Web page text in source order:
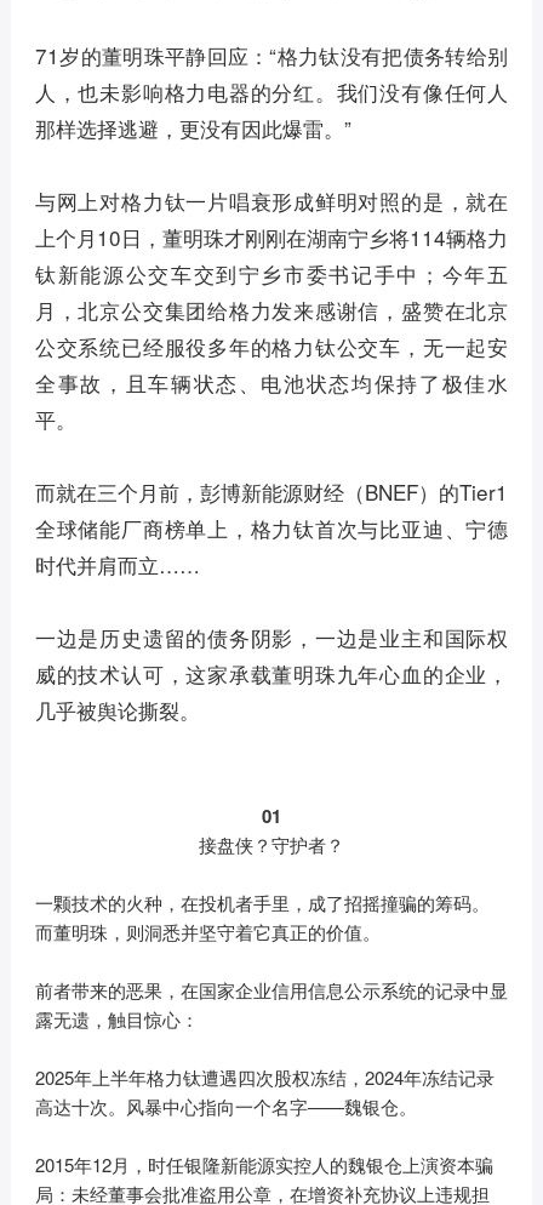
71岁的董明珠平静回应：“格力钛没有把债务转给别
人，也未影响格力电器的分红。我们没有像任何人
那样选择逃避，更没有因此爆雷。”
与网上对格力钛一片唱衰形成鲜明对照的是，就在
上个月10日，董明珠才刚刚在湖南宁乡将114辆格力
钛新能源公交车交到宁乡市委书记手中；今年五
月，北京公交集团给格力发来感谢信，盛赞在北京
公交系统已经服役多年的格力钛公交车，无一起安
全事故，且车辆状态、电池状态均保持了极佳水
平。
而就在三个月前，彭博新能源财经（BNEF）的Tier1
全球储能厂商榜单上，格力钛首次与比亚迪、宁德
时代并肩而立……
一边是历史遗留的债务阴影，一边是业主和国际权
威的技术认可，这家承载董明珠九年心血的企业，
几乎被舆论撕裂。
01
接盘侠？守护者？
一颗技术的火种，在投机者手里，成了招摇撞骗的筹码。
而董明珠，则洞悉并坚守着它真正的价值。
前者带来的恶果，在国家企业信用信息公示系统的记录中显
露无遗，触目惊心：
2025年上半年格力钛遭遇四次股权冻结，2024年冻结记录
高达十次。风暴中心指向一个名字——魏银仓。
2015年12月，时任银隆新能源实控人的魏银仓上演资本骗
局：未经董事会批准盗用公章，在增资补充协议上违规担